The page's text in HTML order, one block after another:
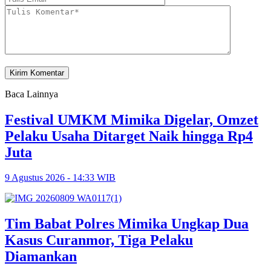
Baca Lainnya
Festival UMKM Mimika Digelar, Omzet
Pelaku Usaha Ditarget Naik hingga Rp4
Juta
9 Agustus 2026 - 14:33 WIB
Tim Babat Polres Mimika Ungkap Dua
Kasus Curanmor, Tiga Pelaku
Diamankan